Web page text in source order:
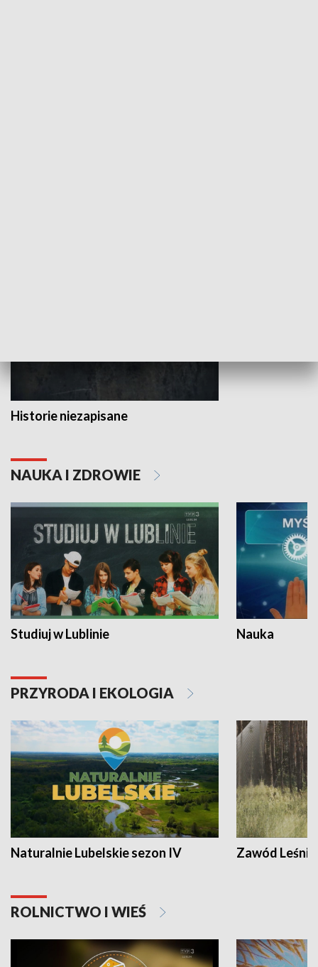
Historie niezapisane
NAUKA I ZDROWIE
Studiuj w Lublinie Nauka
PRZYRODA I EKOLOGIA
Naturalnie Lubelskie sezon IV Zawód Leśnik
ROLNICTWO I WIEŚ